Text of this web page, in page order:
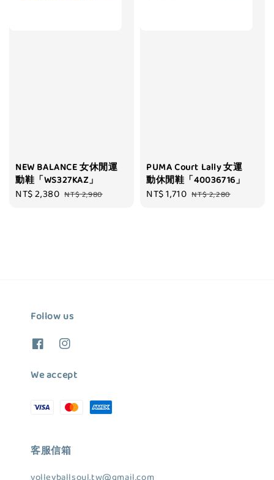
NEW BALANCE 女休閒運
動鞋「WS327KAZ」
Sale
NT$ 2,380 Regular
NT$ 2,980
PUMA Court Lally 女運
動休閒鞋「40036716」
Sale
NT$ 1,710 Regular
NT$ 2,280
Follow us
We accept
客服信箱